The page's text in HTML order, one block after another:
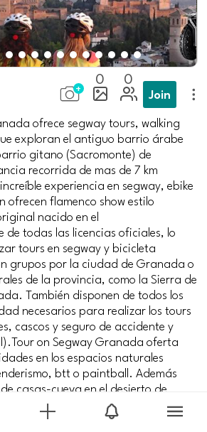
0 0
Join
ofrece segway tours, walking
exploran el antiguo barrio árabe
gitano (Sacromonte) de
recorrida de mas de 7 km
experiencia en segway, ebike
ofrecen flamenco show estilo
nacido en el
de todas las licencias oficiales, lo
tours en segway y bicicleta
grupos por la ciudad de Granada o
de la provincia, como la Sierra de
También disponen de todos los
necesarios para realizar los tours
cascos y seguro de accidente y
on Segway Granada oferta
en los espacios naturales
btt o paintball. Además
casas-cueva en el desierto de